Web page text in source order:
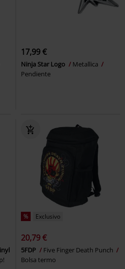
17,99 €
Ninja Star Logo
Metallica
Pendiente
% Exclusivo
20,79 €
5FDP
Five Finger Death Punch
Bolsa termo